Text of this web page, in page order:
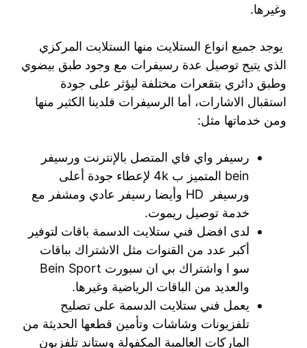
وغيرها.
يوجد جميع انواع الستلايت منها الستلايت المركزي
الذي يتيح توصيل عدة رسيفرات مع وجود طبق بيضوي
وطبق دائري بتقعرات مختلفة ليؤثر على جودة
استقبال الاشارات، أما الرسيفرات فلدينا الكثير منها
ومن خدماتها مثل:
رسيفر واي فاي المتصل بالإنترنت ورسيفر
bein المتميز ب 4k لإعطاء جودة أعلى
ورسيفر HD وأيضا رسيفر عادي ومشفر مع
خدمة توصيل ريموت.
لدى افضل فني ستلايت الدسمة باقات لتوفير
أكبر عدد من القنوات مثل الاشتراك بباقات
سو ا واشتراك بي ان سبورت Bein Sport
والعديد من الباقات الرياضية وغيرها.
يعمل فني ستلايت الدسمة على تصليح
تلفزيونات وشاشات وتأمين قطعها الحديثة من
الماركات العالمية المكفولة وستاند تلفزيون